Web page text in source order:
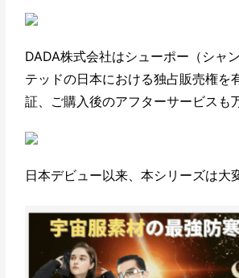
DADA株式会社はシューポー（シャ
テッドの日本における独占販売権を
証、ご購入後のアフターサービスも
日本デビュー以来、本シリーズは大